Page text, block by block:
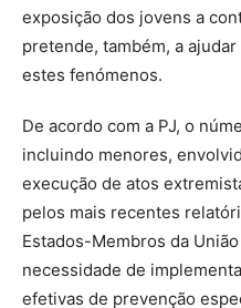
exposição dos jovens a
pretende, também, a
estes fenómenos.
De acordo com a PJ, o
incluindo menores,
execução de atos
pelos mais recentes
Estados-Membros da
necessidade de
efetivas de prevenção